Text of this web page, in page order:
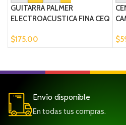
GUITARRA PALMER
ELECTROACUSTICA FINA CEQ
$175.00 $
Envío disponible
En todas tus compras.